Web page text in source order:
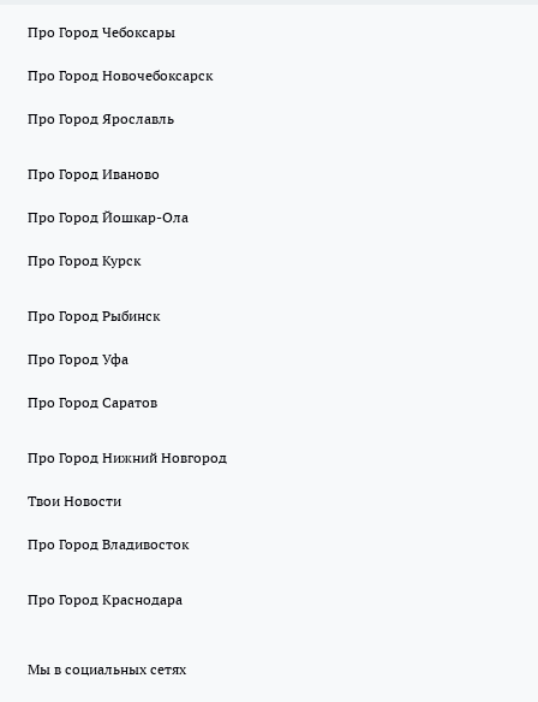
Про Город Чебоксары
Про Город Новочебоксарск
Про Город Ярославль
Про Город Иваново
Про Город Йошкар-Ола
Про Город Курск
Про Город Рыбинск
Про Город Уфа
Про Город Саратов
Про Город Нижний Новгород
Твои Новости
Про Город Владивосток
Про Город Краснодара
Мы в социальных сетях